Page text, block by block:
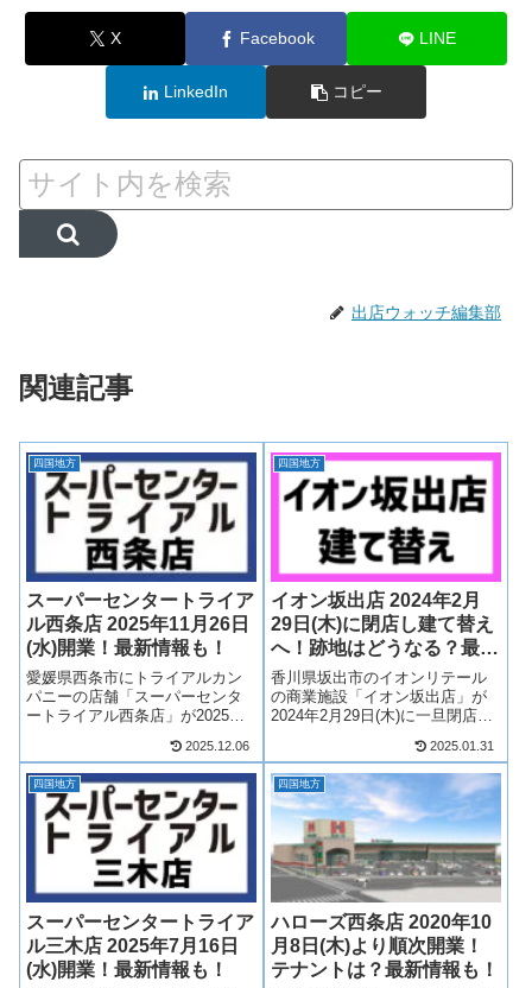
X Facebook LINE
LinkedIn コピー
出店ウォッチ編集部
関連記事
四国地方
スーパーセンタートライア
ル西条店 2025年11月26日
(水)開業！最新情報も！
愛媛県西条市にトライアルカン
パニーの店舗「スーパーセンタ
ートライアル西条店」が2025年
ーパーセンタートライアルが愛
媛県に初出店！そんな、スーパ
ーセンタートライアル西条店に
ついて、テナントや開業日につ
い...
2025.12.06
四国地方
イオン坂出店 2024年2月
29日(木)に閉店し建て替え
へ！跡地はどうなる？最新
情報も！
香川県坂出市のイオンリテール
の商業施設「イオン坂出店」が
2024年2月29日(木)に一旦閉店
なりました！イオン坂出店跡地
は解体され、新店舗が検討され
ているとのこと！イオン坂出店
の建て替えについて概要、テナ
ントや求...
2025.01.31
四国地方
スーパーセンタートライア
ル三木店 2025年7月16日
(水)開業！最新情報も！
四国地方
ハローズ西条店 2020年10
月8日(木)より順次開業！
テナントは？最新情報も！